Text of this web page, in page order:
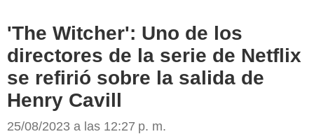
'The Witcher': Uno de los
directores de la serie de Netflix
se refirió sobre la salida de
Henry Cavill
25/08/2023 a las 12:27 p. m.